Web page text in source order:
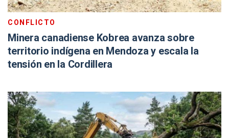
CONFLICTO
Minera canadiense Kobrea avanza sobre
territorio indígena en Mendoza y escala la
tensión en la Cordillera